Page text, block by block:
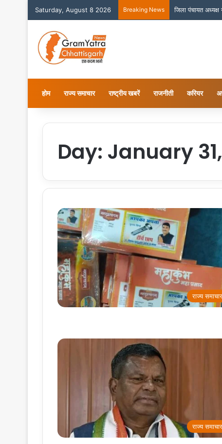
Saturday, August 8 2026 Breaking News जिला पंचायत
होम राज्य समाचार राष्ट्रीय खबरें राजनीती करियर
Day: January
राज्य समाचार
राज्य समाचार